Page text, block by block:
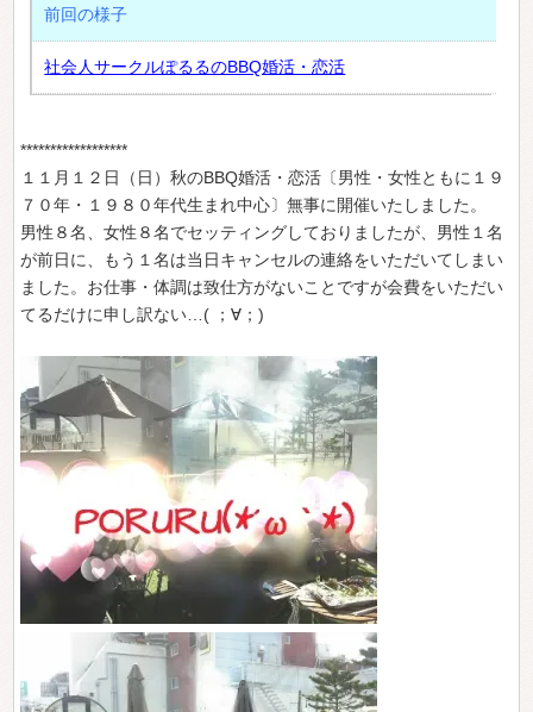
前回の様子
社会人サークルぽるるのBBQ婚活・恋活
******************
１１月１２日（日）秋のBBQ婚活・恋活〔男性・女性ともに１９
７０年・１９８０年代生まれ中心〕無事に開催いたしました。
男性８名、女性８名でセッティングしておりましたが、男性１名
が前日に、もう１名は当日キャンセルの連絡をいただいてしまい
ました。お仕事・体調は致仕方がないことですが会費をいただい
てるだけに申し訳ない…( ；∀；)